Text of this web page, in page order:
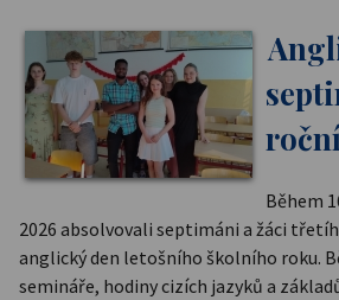
Během
2026 absolvovali septimáni a žáci
anglický den letošního školního roku.
semináře, hodiny cizích jazyků a